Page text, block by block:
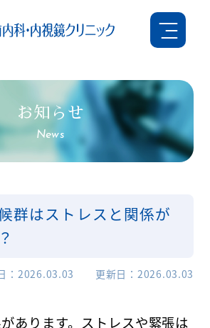
お知らせ
News
群はストレスと関係が
2026.03.03 更新日 2026.03.03
あります。ストレスや緊張は